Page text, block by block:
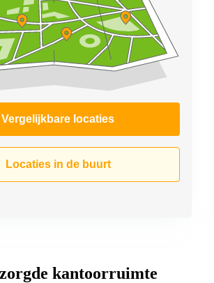
Vergelijkbare locaties
Locaties in de buurt
kantoorruimte